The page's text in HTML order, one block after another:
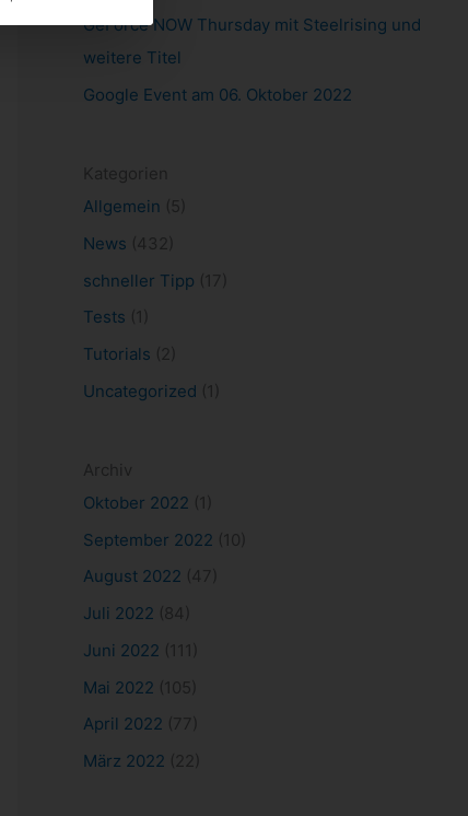
GeForce NOW Thursday mit Steelrising und
weitere Titel
Google Event am 06. Oktober 2022
Allgemein
News
schneller Tipp
Tests
Tutorials
Uncategorized
Oktober 2022
September 2022
August 2022
Juli 2022
Juni 2022
Mai 2022
April 2022
März 2022